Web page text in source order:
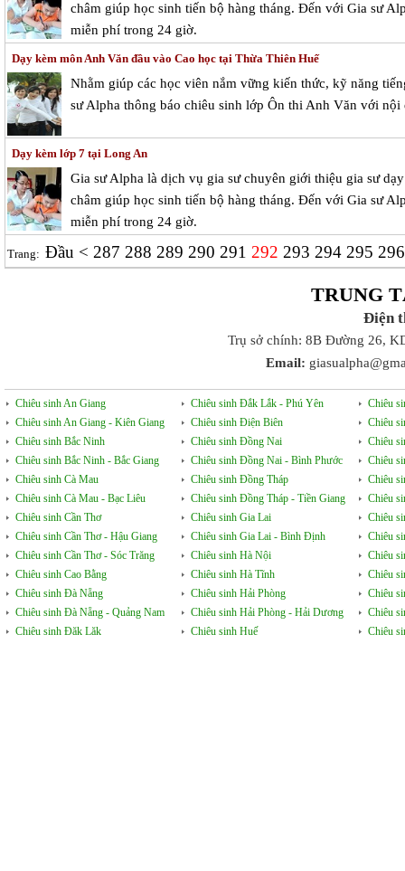
châm giúp học sinh tiến bộ hàng tháng. Đến với Gia sư
miễn phí trong 24 giờ.
Dạy kèm môn Anh Văn đầu vào Cao học tại Thừa Thiên Huế
Nhằm giúp các học viên nắm vững kiến thức, kỹ năng
sư Alpha thông báo chiêu sinh lớp Ôn thi Anh Văn với nội
Dạy kèm lớp 7 tại Long An
Gia sư Alpha là dịch vụ gia sư chuyên giới thiệu gia sư
châm giúp học sinh tiến bộ hàng tháng. Đến với Gia sư
miễn phí trong 24 giờ.
Trang: Đầu < 287 288 289 290 291 292 293 294 295
TRUNG
Điện
Trụ sở chính: 8B Đường 26,
Email:
Chiêu sinh An Giang
Chiêu sinh An Giang - Kiên Giang
Chiêu sinh Bắc Ninh
Chiêu sinh Bắc Ninh - Bắc Giang
Chiêu sinh Cà Mau
Chiêu sinh Cà Mau - Bạc Liêu
Chiêu sinh Cần Thơ
Chiêu sinh Cần Thơ - Hậu Giang
Chiêu sinh Cần Thơ - Sóc Trăng
Chiêu sinh Cao Bằng
Chiêu sinh Đà Nẵng
Chiêu sinh Đà Nẵng - Quảng Nam
Chiêu sinh Đăk Lăk
Chiêu sinh Đắk Lắk - Phú Yên
Chiêu sinh Điện Biên
Chiêu sinh Đồng Nai
Chiêu sinh Đồng Nai - Bình Phước
Chiêu sinh Đồng Tháp
Chiêu sinh Đồng Tháp - Tiền Giang
Chiêu sinh Gia Lai
Chiêu sinh Gia Lai - Bình Định
Chiêu sinh Hà Nội
Chiêu sinh Hà Tĩnh
Chiêu sinh Hải Phòng
Chiêu sinh Hải Phòng - Hải Dương
Chiêu sinh Huế
Chiêu
Chiêu
Chiêu
Chiêu
Chiêu
Chiêu
Chiêu
Chiêu
Chiêu
Chiêu
Chiêu
Chiêu
Chiêu